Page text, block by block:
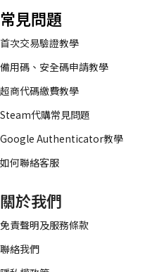
常見問題
首次交易驗證教學
備用碼、安全碼申請教學
超商代碼繳費教學
Steam代購常見問題
Google Authenticator教學
如何聯絡客服
關於我們
免責聲明及服務條款
聯絡我們